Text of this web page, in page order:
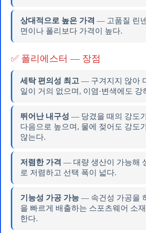
상대적으로 높은 가격 — 고품질 린
면이나 폴리보다 가격이 높다.
✅ 폴리에스터 — 장점
세탁 편의성 최고 — 구겨지지 않아
일이 거의 없으며, 이염·변색에도 강
뛰어난 내구성 — 당겼을 때의 강도
다음으로 높으며, 물에 젖어도 강도
않는다.
저렴한 가격 — 대량 생산이 가능해
로 저렴하고 선택 폭이 넓다.
기능성 가공 가능 — 속건성 가공을
을 빠르게 배출하는 스포츠웨어 소재
한다.